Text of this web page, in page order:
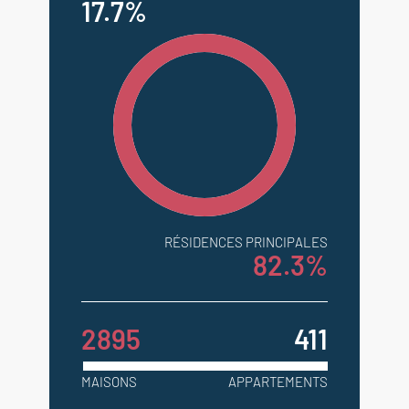
17.7%
RÉSIDENCES PRINCIPALES
82.3%
2895 411
MAISONS APPARTEMENTS